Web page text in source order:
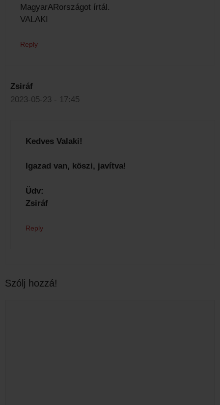
MagyarARországot írtál.
VALAKI
Reply
Zsiráf
2023-05-23 - 17:45
Kedves Valaki!
Igazad van, köszi, javítva!
Üdv:
Zsiráf
Reply
Szólj hozzá!